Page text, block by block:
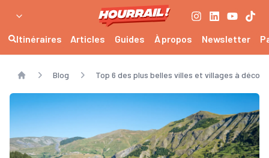
Itinéraires Articles Guides À propos Newsletter
Home
Blog Top 6 des plus belles villes et villages à